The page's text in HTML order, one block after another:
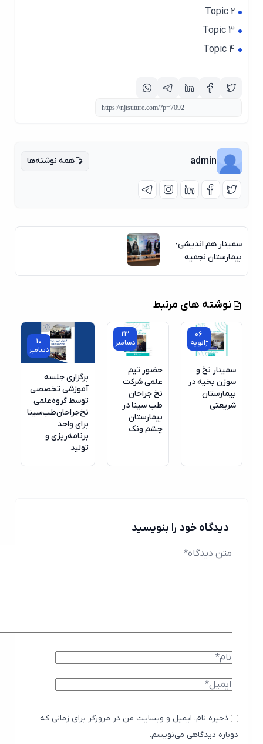
Topic 2
Topic 3
Topic 4
admin همه نوشته‌ها
سمینار هم اندیشی-
بیمارستان نجمیه
نوشته های مرتبط
06
ژانویه
سمینار نخ و
سوزن بخیه در
بیمارستان
شریعتی
23
دسامبر
حضور تیم
علمی شرکت
نخ جراحان
طب سینا در
بیمارستان
چشم ونک
10
دسامبر
برگزاری جلسه
آموزشی تخصصی
توسط گروه‌علمی
نخ‌جراحان‌طب‌سینا
برای واحد
برنامه‌ریزی و
تولید
دیدگاه خود را بنویسید
ذخیره نام، ایمیل و وبسایت من در مرورگر برای زمانی که
دوباره دیدگاهی می‌نویسم.